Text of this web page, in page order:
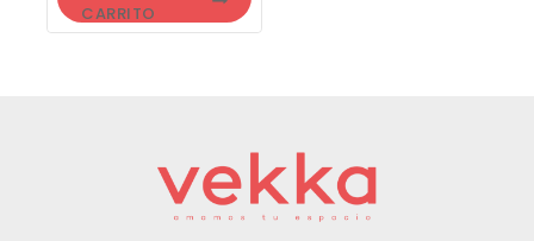
CARRITO